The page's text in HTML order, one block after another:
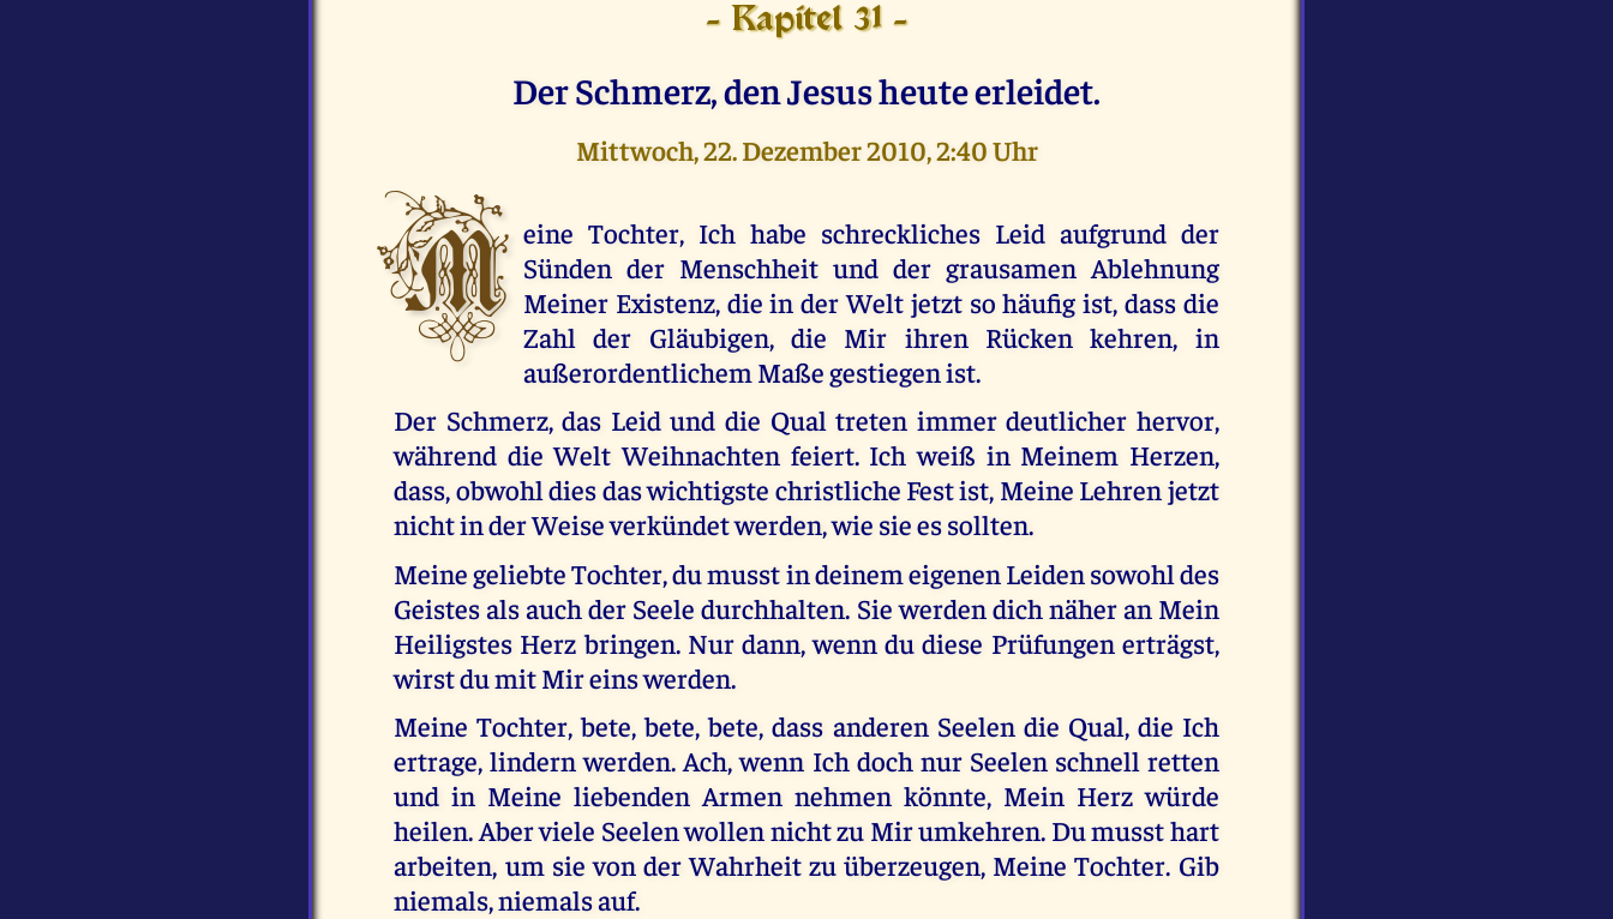
- Kapitel 31 -
Der Schmerz, den Jesus heute erleidet.
Mittwoch, 22. Dezember 2010, 2:40 Uhr
M eine Tochter, Ich habe schreckliches Leid aufgrund der
Sünden der Menschheit und der grausamen Ablehnung
Meiner Existenz, die in der Welt jetzt so häufig ist, dass die
Zahl der Gläubigen, die Mir ihren Rücken kehren, in
außerordentlichem Maße gestiegen ist.
Der Schmerz, das Leid und die Qual treten immer deutlicher hervor,
während die Welt Weihnachten feiert. Ich weiß in Meinem Herzen,
dass, obwohl dies das wichtigste christliche Fest ist, Meine Lehren jetzt
nicht in der Weise verkündet werden, wie sie es sollten.
Meine geliebte Tochter, du musst in deinem eigenen Leiden sowohl des
Geistes als auch der Seele durchhalten. Sie werden dich näher an Mein
Heiligstes Herz bringen. Nur dann, wenn du diese Prüfungen erträgst,
wirst du mit Mir eins werden.
Meine Tochter, bete, bete, bete, dass anderen Seelen die Qual, die Ich
ertrage, lindern werden. Ach, wenn Ich doch nur Seelen schnell retten
und in Meine liebenden Armen nehmen könnte, Mein Herz würde
heilen. Aber viele Seelen wollen nicht zu Mir umkehren. Du musst hart
arbeiten, um sie von der Wahrheit zu überzeugen, Meine Tochter. Gib
niemals, niemals auf.